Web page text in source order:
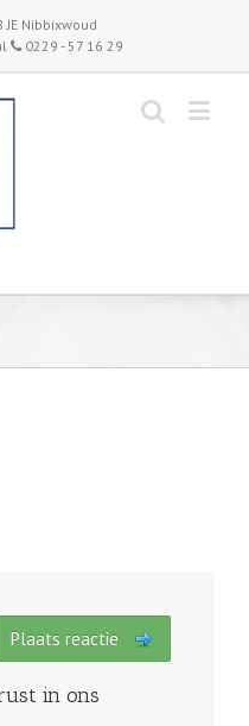
Nibbixwoud
0229 - 57 16 29
Plaats reactie
in ons